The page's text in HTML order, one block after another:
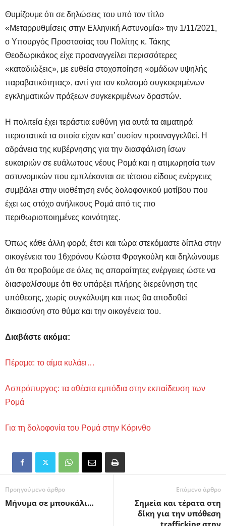
Θυμίζουμε ότι σε δηλώσεις του υπό τον τίτλο
«Μεταρρυθμίσεις στην Ελληνική Αστυνομία» την 1/11/2021,
ο Υπουργός Προστασίας του Πολίτης κ. Τάκης
Θεοδωρικάκος είχε προαναγγείλει περισσότερες
«καταδιώξεις», με ευθεία στοχοποίηση «ομάδων υψηλής
παραβατικότητας», αντί για τον κολασμό συγκεκριμένων
εγκληματικών πράξεων συγκεκριμένων δραστών.
Η πολιτεία έχει τεράστια ευθύνη για αυτά τα αιματηρά
περιστατικά τα οποία είχαν κατ’ ουσίαν προαναγγελθεί. Η
αδράνεια της κυβέρνησης για την διασφάλιση ίσων
ευκαιριών σε ευάλωτους νέους Ρομά και η ατιμωρησία των
αστυνομικών που εμπλέκονται σε τέτοιου είδους ενέργειες
συμβάλει στην υιοθέτηση ενός δολοφονικού μοτίβου που
έχει ως στόχο ανήλικους Ρομά από τις πιο
περιθωριοποιημένες κοινότητες.
Όπως κάθε άλλη φορά, έτσι και τώρα στεκόμαστε δίπλα στην
οικογένεια του 16χρόνου Κώστα Φραγκούλη και δηλώνουμε
ότι θα προβούμε σε όλες τις απαραίτητες ενέργειες ώστε να
διασφαλίσουμε ότι θα υπάρξει πλήρης διερεύνηση της
υπόθεσης, χωρίς συγκάλυψη και πως θα αποδοθεί
δικαιοσύνη στο θύμα και την οικογένεια του.
Διαβάστε ακόμα:
Πέραμα: το αίμα κυλάει…
Ασπρόπυργος: τα αθέατα εμπόδια στην εκπαίδευση των
Ρομά
Για τη δολοφονία του Ρομά στην Κόρινθο
Προηγούμενο άρθρο
Μήνυμα σε μπουκάλι…
Επόμενο άρθρο
Σημεία και τέρατα στη
δίκη για την υπόθεση
trafficking στην